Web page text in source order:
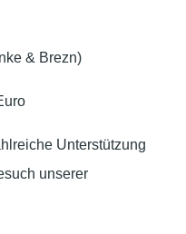
& Brezn)
Unterstützung
unserer